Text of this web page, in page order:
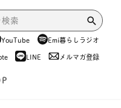
YouTube
Emi暮らしラジオ
LINE メルマガ登録